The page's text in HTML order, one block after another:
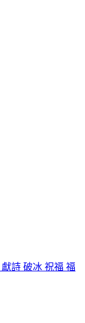
獻詩 破冰 祝福 福